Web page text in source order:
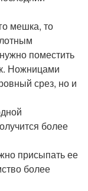
мешка, то
поместить
Ножницами
срез, но и
более
присыпать ее
более